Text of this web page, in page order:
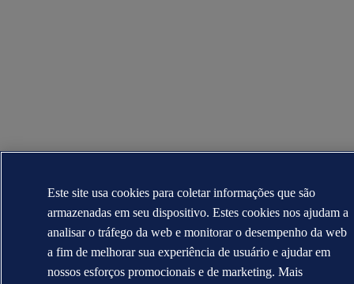
Este site usa cookies para coletar informações que são
armazenadas em seu dispositivo. Estes cookies nos ajudam a
analisar o tráfego da web e monitorar o desempenho da web
a fim de melhorar sua experiência de usuário e ajudar em
nossos esforços promocionais e de marketing. Mais